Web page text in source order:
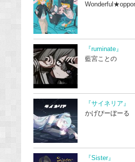
『ruminate』
藍宮ことの
『サイネリア』
かげぴーぼーる
『Sister』